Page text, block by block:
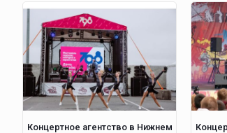
Концертное агентство в Нижнем